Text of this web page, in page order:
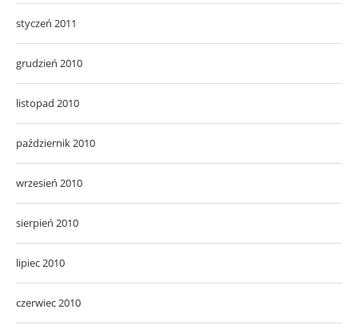
styczeń 2011
grudzień 2010
listopad 2010
październik 2010
wrzesień 2010
sierpień 2010
lipiec 2010
czerwiec 2010